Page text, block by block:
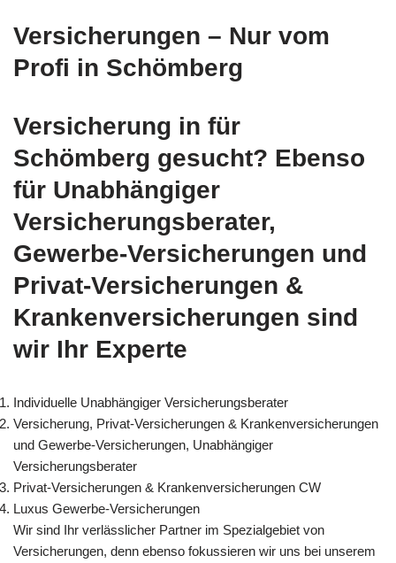
Versicherungen – Nur vom
Profi in Schömberg
Versicherung in für
Schömberg gesucht? Ebenso
für Unabhängiger
Versicherungsberater,
Gewerbe-Versicherungen und
Privat-Versicherungen &
Krankenversicherungen sind
wir Ihr Experte
Individuelle Unabhängiger Versicherungsberater
Versicherung, Privat-Versicherungen & Krankenversicherungen
und Gewerbe-Versicherungen, Unabhängiger
Versicherungsberater
Privat-Versicherungen & Krankenversicherungen CW
Luxus Gewerbe-Versicherungen
Wir sind Ihr verlässlicher Partner im Spezialgebiet von
Versicherungen, denn ebenso fokussieren wir uns bei unserem